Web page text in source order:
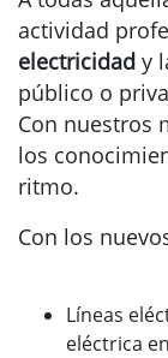
actividad
electricidad y
público o
Con nuestros
los
ritmo.
Con los
Líneas
eléctrica